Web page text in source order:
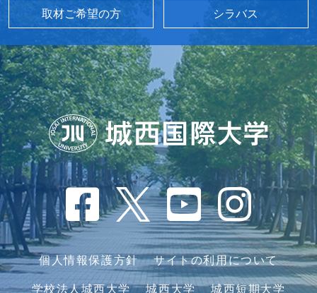
取材ご希望の方 シラバス
個人情報保護方針 サイトの利用について
学校法人城西大学 城西大学 城西短期大学